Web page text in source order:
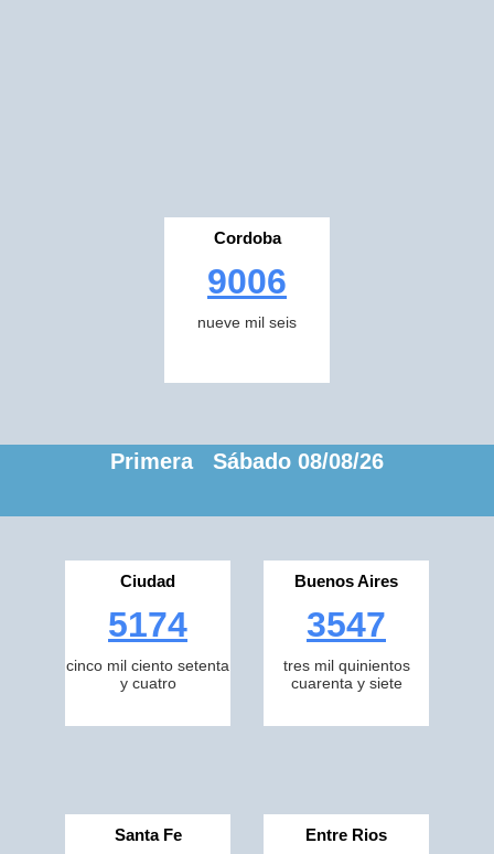
Cordoba
9006
nueve mil seis
Primera Sábado 08/08/26
Ciudad
5174
cinco mil ciento setenta
y cuatro
Buenos Aires
3547
tres mil quinientos
cuarenta y siete
Santa Fe Entre Rios